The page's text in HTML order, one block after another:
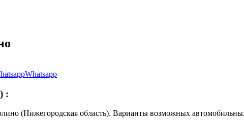
Whatsapp
:
(Нижегородская область). Варианты возможных